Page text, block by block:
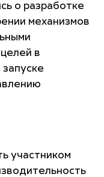
о разработке
механизмов
в
участником